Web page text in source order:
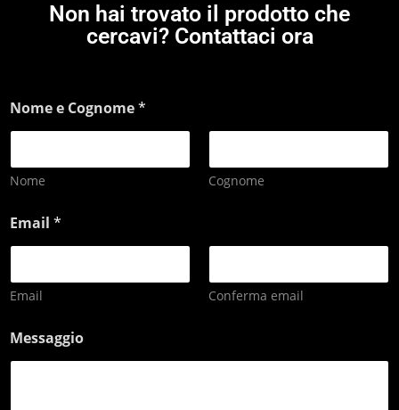
Non hai trovato il prodotto che
cercavi? Contattaci ora
Nome e Cognome*
Nome Cognome
Email *
Email Conferma email
Messaggio